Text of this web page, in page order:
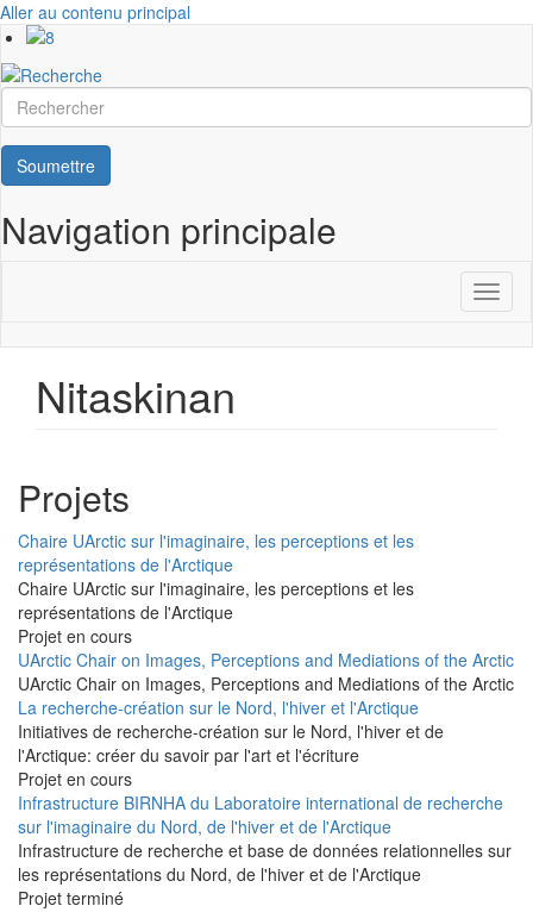
Aller au contenu principal
Rechercher
Soumettre
Navigation principale
Nitaskinan
Projets
Chaire UArctic sur l'imaginaire, les perceptions et les
représentations de l'Arctique
Chaire UArctic sur l'imaginaire, les perceptions et les
représentations de l'Arctique
Projet en cours
UArctic Chair on Images, Perceptions and Mediations of the Arctic
UArctic Chair on Images, Perceptions and Mediations of the Arctic
La recherche-création sur le Nord, l'hiver et l'Arctique
Initiatives de recherche-création sur le Nord, l'hiver et de
l'Arctique: créer du savoir par l'art et l'écriture
Projet en cours
Infrastructure BIRNHA du Laboratoire international de recherche
sur l'imaginaire du Nord, de l'hiver et de l'Arctique
Infrastructure de recherche et base de données relationnelles sur
les représentations du Nord, de l'hiver et de l'Arctique
Projet terminé